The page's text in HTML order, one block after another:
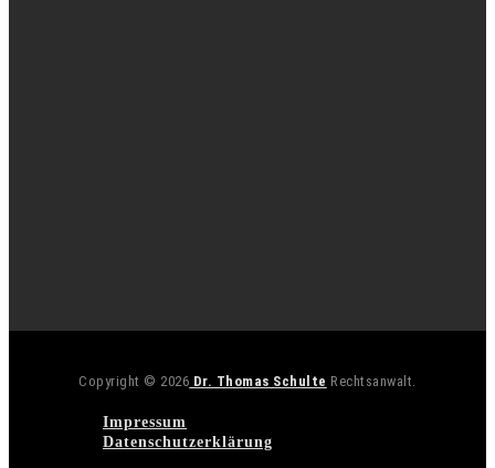
Copyright © 2026 Dr. Thomas Schulte Rechtsanwalt.
Impressum
Datenschutzerklärung